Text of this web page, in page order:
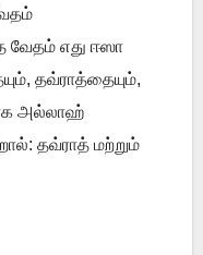
வேதம் எது ஈஸா
தவ்ராத்தையும்,
அல்லாஹ்
தவ்ராத் மற்றும்